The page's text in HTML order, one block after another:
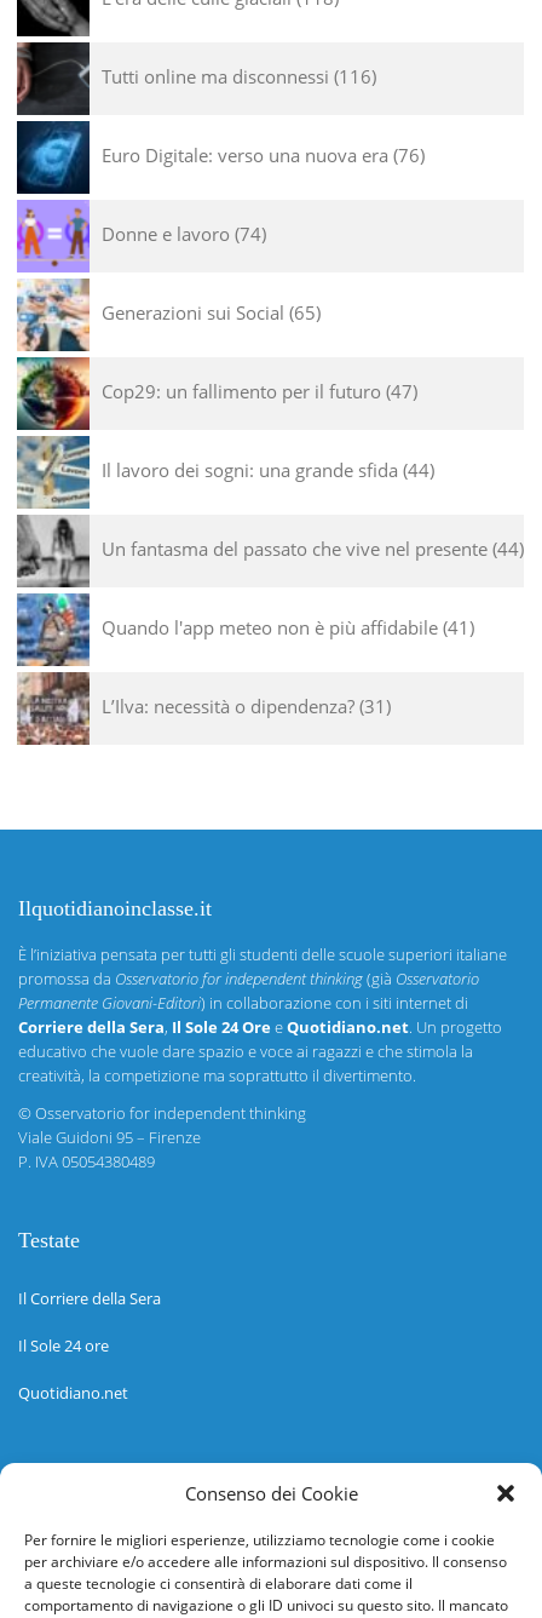
Consenso dei Cookie
Per fornire le migliori esperienze, utilizziamo tecnologie come i cookie
per archiviare e/o accedere alle informazioni sul dispositivo. Il consenso
a queste tecnologie ci consentirà di elaborare dati come il
comportamento di navigazione o gli ID univoci su questo sito. Il mancato
Tutti online ma disconnessi 116
Euro Digitale: verso una nuova era 76
Donne e lavoro 74
Generazioni sui Social 65
Cop29: un fallimento per il futuro 47
Il lavoro dei sogni: una grande sfida 44
Un fantasma del passato che vive nel presente 44
Quando l'app meteo non è più affidabile 41
L’Ilva: necessità o dipendenza? 31
Ilquotidianoinclasse.it
È l’iniziativa pensata per tutti gli studenti delle scuole superiori italiane
promossa da Osservatorio for independent thinking(già Osservatorio
Permanente Giovani-Editori) in collaborazione con i siti internet di
Corriere della Sera, Il Sole 24 OreeQuotidiano.net. Un progetto
educativo che vuole dare spazio e voce ai ragazzi e che stimola la
creatività, la competizione ma soprattutto il divertimento.
©Osservatorio for independent thinking
Viale Guidoni 95 – Firenze
P. IVA 05054380489
Testate
Il Corriere della Sera
Il Sole 24 ore
Quotidiano.net
Informazioni
Help desk